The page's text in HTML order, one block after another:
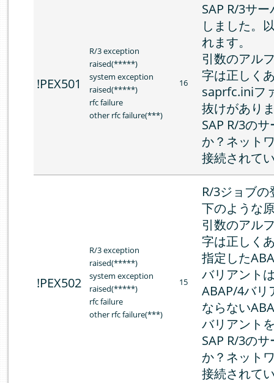
!PEX501
R/3 exception
raised(*****)
system exception
raised(*****)
rfc failure
other rfc failure(***)
16
SAP R/3サ
しました。
れます。
引数のアル
字は正しく
saprfc.iniフ
抜けがあり
SAP R/3の
か？ネット
接続されて
!PEX502
R/3 exception
raised(*****)
system exception
raised(*****)
rfc failure
other rfc failure(***)
15
R/3ジョブ
下のような
引数のアル
字は正しく
指定した
バリアント
ABAP/4バリ
ならない
バリアント
SAP R/3の
か？ネット
接続されて